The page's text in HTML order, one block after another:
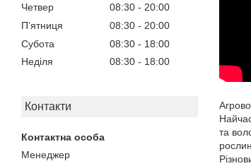
Четвер
08:30
20:00
Пʼятниця
08:30
20:00
Субота
08:30
18:00
Неділя
08:30 18:00
Контакти
Менеджер
та